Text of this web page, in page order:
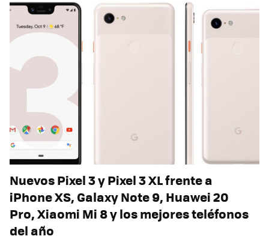
Nuevos Pixel 3 y Pixel 3 XL frente a
iPhone XS, Galaxy Note 9, Huawei 20
Pro, Xiaomi Mi 8 y los mejores teléfonos
del año